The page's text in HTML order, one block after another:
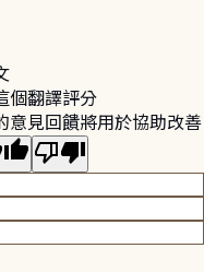
個翻譯評分
意見回饋將用於協助改